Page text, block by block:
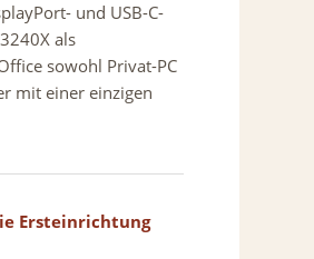
und USB-C-
als
sowohl Privat-PC
mit einer einzigen
Ersteinrichtung